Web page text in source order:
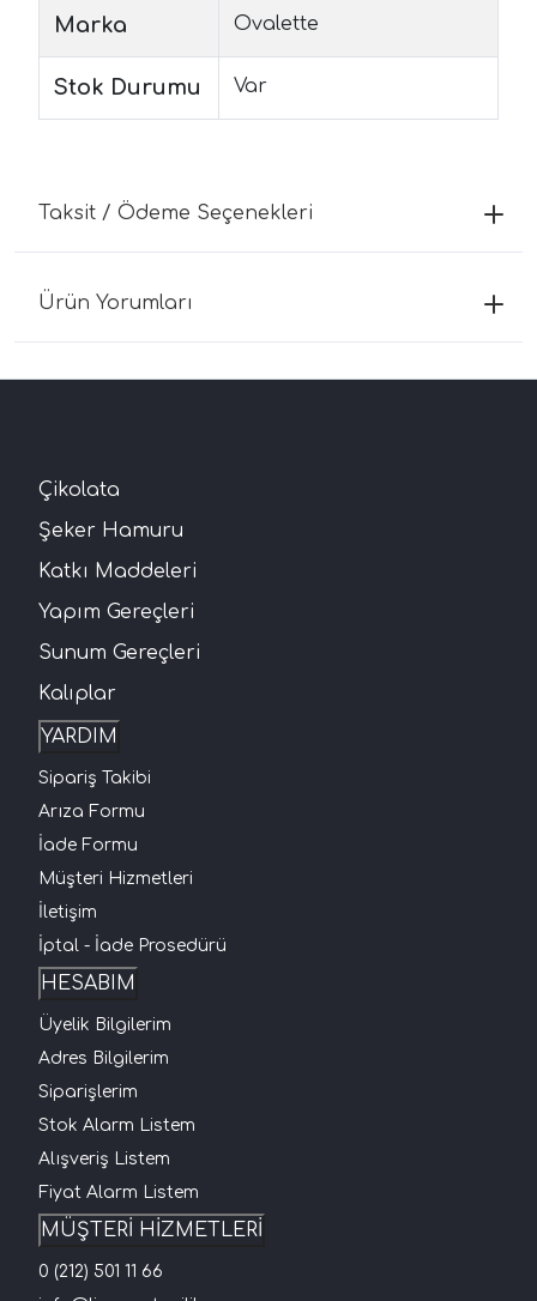
Marka Ovalette
Stok Durumu Var
Taksit / Ödeme Seçenekleri
Ürün Yorumları
Çikolata
Şeker Hamuru
Katkı Maddeleri
Yapım Gereçleri
Sunum Gereçleri
Kalıplar
YARDIM
Sipariş Takibi
Arıza Formu
İade Formu
Müşteri Hizmetleri
İletişim
İptal - İade Prosedürü
HESABIM
Üyelik Bilgilerim
Adres Bilgilerim
Siparişlerim
Stok Alarm Listem
Alışveriş Listem
Fiyat Alarm Listem
MÜŞTERİ HİZMETLERİ
0 (212) 501 11 66